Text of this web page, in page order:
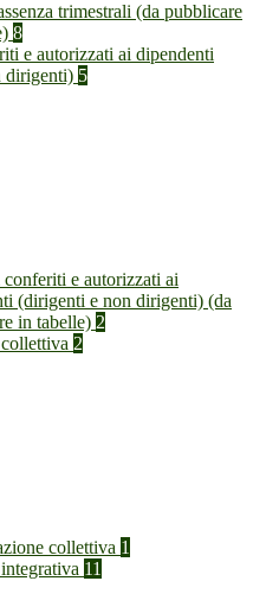
trimestrali (da pubblicare
8
e autorizzati ai dipendenti
dirigenti) 5
e autorizzati ai
(dirigenti e non dirigenti) (da
in tabelle) 2
2
collettiva 1
11